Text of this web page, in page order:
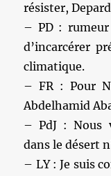
résister,
– PD : rumeur
d’incarcérer
climatique.
– FR : Pour
Abdelhamid
– PdJ : Nous
dans le désert
– LY : Je suis